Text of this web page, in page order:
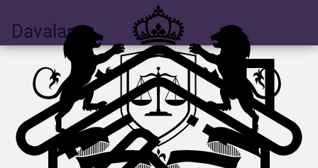
Davalar